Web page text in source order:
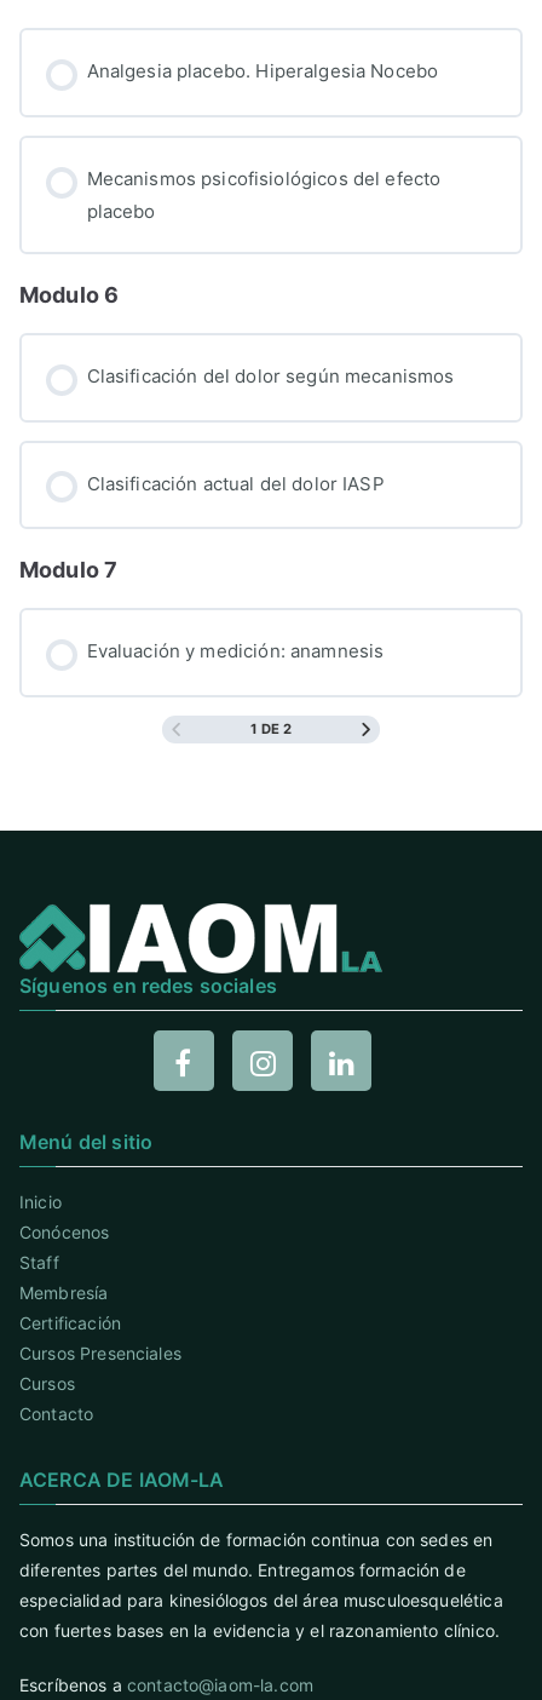
Analgesia placebo. Hiperalgesia Nocebo
Mecanismos psicofisiológicos del efecto
placebo
Modulo 6
Clasificación del dolor según mecanismos
Clasificación actual del dolor IASP
Modulo 7
Evaluación y medición: anamnesis
1 DE 2
Síguenos en redes sociales
Menú del sitio
Inicio
Conócenos
Staff
Membresía
Certificación
Cursos Presenciales
Cursos
Contacto
ACERCA DE IAOM-LA
Somos una institución de formación continua con sedes en
diferentes partes del mundo. Entregamos formación de
especialidad para kinesiólogos del área musculoesquelética
con fuertes bases en la evidencia y el razonamiento clínico.
Escríbenos a contacto@iaom-la.com